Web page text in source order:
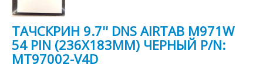
ТАЧСКРИН 9.7'' DNS AIRTAB M971W
54 PIN (236Х183MM) ЧЕРНЫЙ P/N:
MT97002-V4D